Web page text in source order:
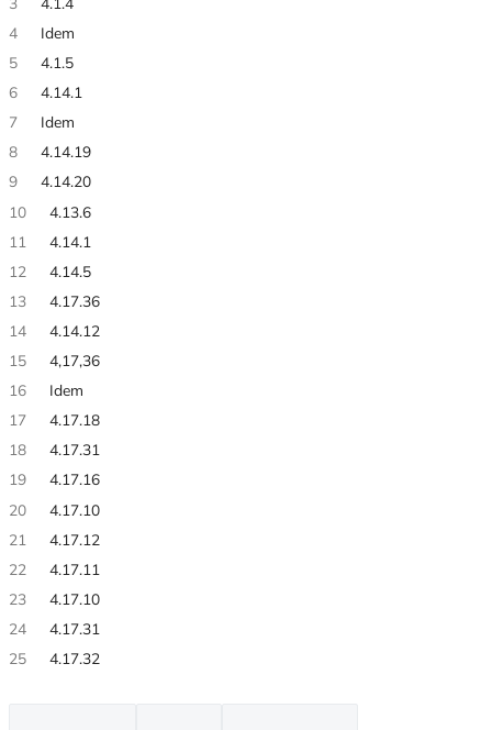
4
Idem
5
4.1.5
6
4.14.1
7
Idem
8
4.14.19
9
4.14.20
10
4.13.6
11
4.14.1
12
4.14.5
13
4.17.36
14
4.14.12
15
4,17,36
16
Idem
17
4.17.18
18
4.17.31
19
4.17.16
20
4.17.10
21
4.17.12
22
4.17.11
23
4.17.10
24
4.17.31
25
4.17.32